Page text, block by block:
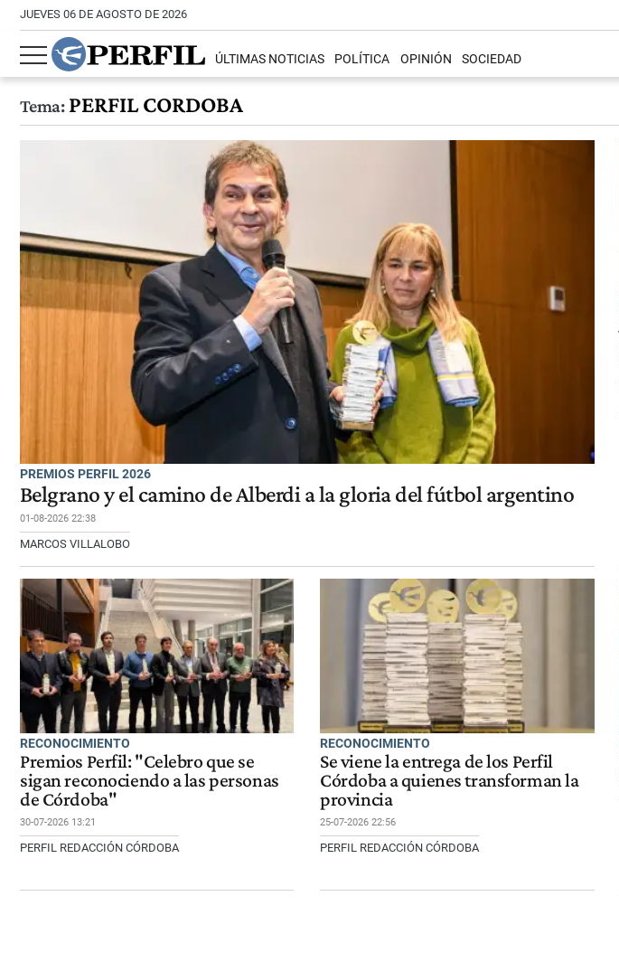
JUEVES 06 DE AGOSTO DE 2026
ÚLTIMAS NOTICIAS POLÍTICA OPINIÓN SOCIEDAD
Tema:PERFIL CORDOBA
PREMIOS PERFIL 2026
Belgrano y el camino de Alberdi a la gloria del fútbol argentino
01-08-2026 22:38
MARCOS VILLALOBO
RECONOCIMIENTO
Premios Perfil: "Celebro que se
sigan reconociendo a las personas
de Córdoba"
30-07-2026 13:21
PERFIL REDACCIÓN CÓRDOBA
RECONOCIMIENTO
Se viene la entrega de los Perfil
Córdoba a quienes transforman la
provincia
25-07-2026 22:56
PERFIL REDACCIÓN CÓRDOBA